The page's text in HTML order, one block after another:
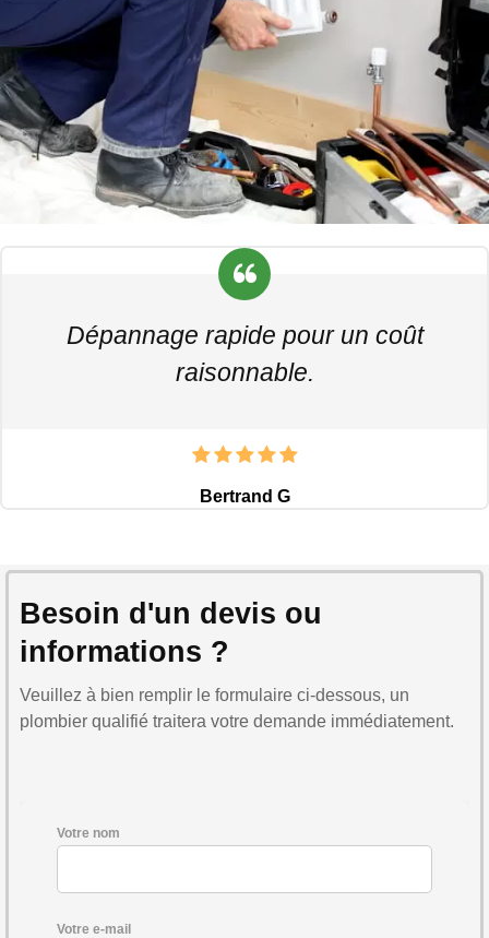
Dépannage rapide pour un coût
raisonnable.
Bertrand G
Besoin d'un devis ou
informations ?
Veuillez à bien remplir le formulaire ci-dessous, un
plombier qualifié traitera votre demande immédiatement.
Votre nom
Votre e-mail